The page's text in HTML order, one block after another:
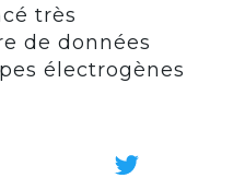
très
de données
électrogènes